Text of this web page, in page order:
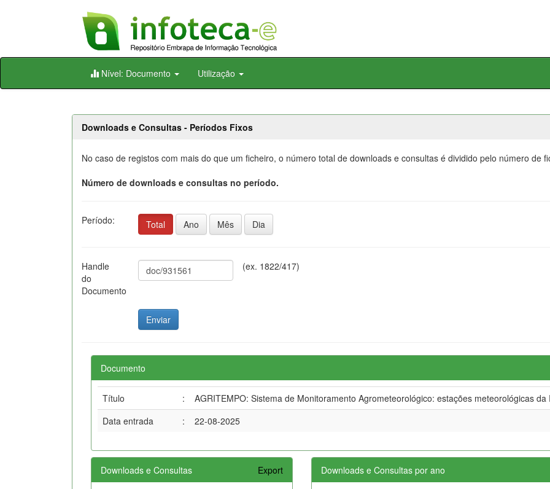
Skip
Nível: Documento Utilização
Downloads e Consultas - Períodos Fixos
No caso de registos com mais do que um ficheiro, o número total de downloads e consultas é dividido pelo número de
Número de downloads e consultas no período.
Período: Total Ano Mês Dia
Handle
do
Documento
(ex. 1822/417)
Documento
Título :
AGRITEMPO: Sistema de Monitoramento Agrometeorológico: estações meteorológicas da
Data entrada
: 22-08-2025
Downloads e Consultas Export Downloads e Consultas por ano